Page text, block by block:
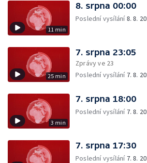
11 min
8. srpna 00:00
Poslední vysílání8. 8.
25 min
7. srpna 23:05
Zprávy ve 23
Poslední vysílání 7. 8.
3 min
7. srpna 18:00
Poslední vysílání 7. 8.
7. srpna 17:30
Poslední vysílání 7. 8.